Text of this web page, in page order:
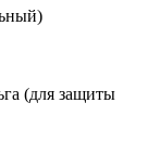
(для защиты